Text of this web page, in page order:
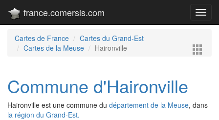
france.comersis.com
Cartes de France
Cartes du Grand-Est
Cartes de la Meuse
Haironville
Commune d'Haironville
Haironville est une commune du département de la Meuse, dans
la région du Grand-Est.